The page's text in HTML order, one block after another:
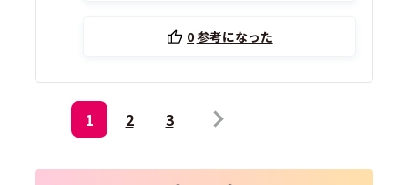
0参考になった
1 2 3